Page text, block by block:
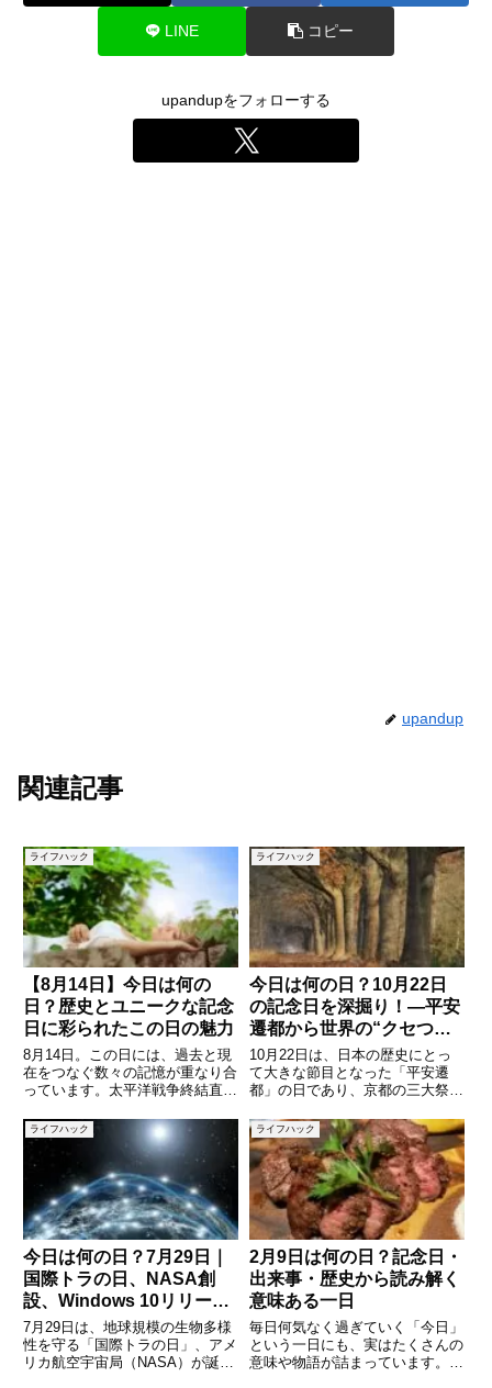
LINE コピー
upandupをフォローする
upandup
関連記事
ライフハック
【8月14日】今日は何の
日？歴史とユニークな記念
日に彩られたこの日の魅力
8月14日。この日には、過去と現
在をつなぐ数々の記憶が重なり合
っています。太平洋戦争終結直前
行事「お盆」の中心を彩る一日で
もあります。また、世界各地では
歴史的な出来事やちょっとした記
念日も多く、夏の風情と歴史へ
ライフハック
今日は何の日？10月22日
の記念日を深掘り！—平安
遷都から世界の“クセつ
よ”記念日まで
10月22日は、日本の歴史にとっ
て大きな節目となった「平安遷
都」の日であり、京都の三大祭
知られています。一方で世界に目
を向けると、「国際吃音啓発の
日」「パラシュートの日」
「International Caps
ライフハック
今日は何の日？7月29日｜
国際トラの日、NASA創
設、Windows 10リリー
ス…歴史と記念日の意味を
一気に解説
7月29日は、地球規模の生物多様
性を守る「国際トラの日」、アメ
リカ航空宇宙局（NASA）が誕生
ライフハック
2月9日は何の日？記念日・
出来事・歴史から読み解く
意味ある一日
毎日何気なく過ぎていく「今日」
という一日にも、実はたくさんの
意味や物語が詰まっています。2